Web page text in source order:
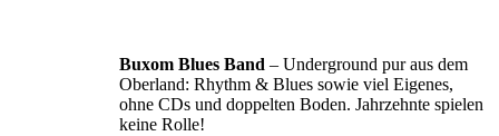
Buxom Blues Band – Underground pur aus dem
Ober­land: Rhythm & Blues sowie viel Eigenes,
ohne CDs und doppelten Boden. Jahrzehnte spielen
keine Rolle!